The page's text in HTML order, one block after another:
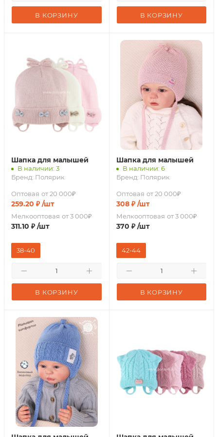
В КОРЗИНУ В КОРЗИНУ
Шапка для малышей
В наличии: 3
Бренд: Полярик
Оптовая от 20 000₽
259.20 ₽ /шт
Мелкооптовая от 3 000₽
311.10 ₽ /шт
В КОРЗИНУ
38-40
Шапка для малышей
В наличии: 6
Бренд: Полярик
Оптовая от 20 000₽
308₽ /шт
Мелкооптовая от 3 000₽
370 ₽ /шт
В КОРЗИНУ
42-44